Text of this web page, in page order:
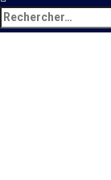
Rechercher :